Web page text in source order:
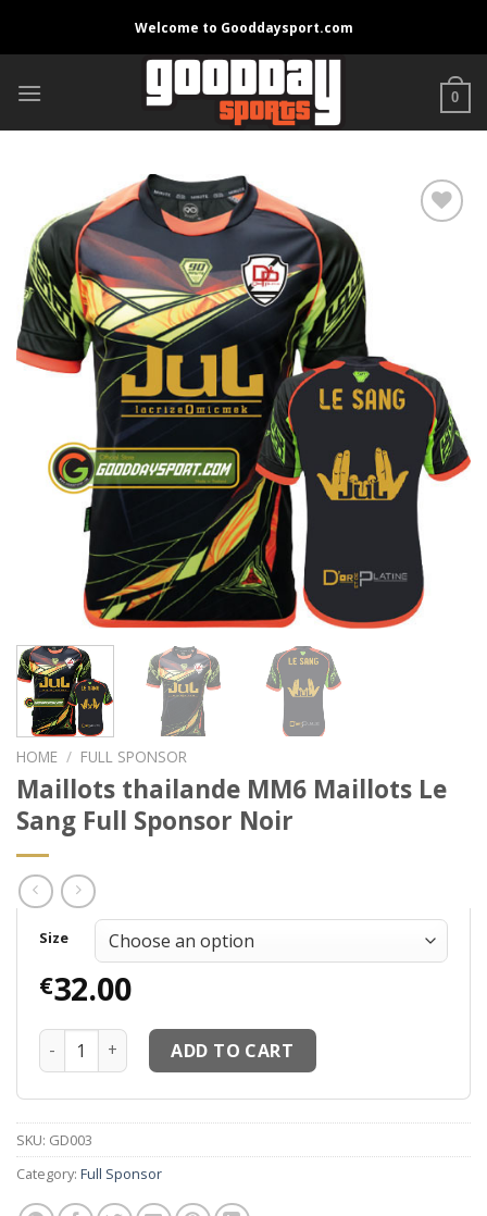
Welcome to Gooddaysport.com
0
HOME / FULL SPONSOR
Maillots thailande MM6 Maillots Le
Sang Full Sponsor Noir
Size
€32.00
Maillots thailande MM6 Maillots Le Sang Full Sponsor
ADD TO CART
SKU: GD003
Category: Full Sponsor